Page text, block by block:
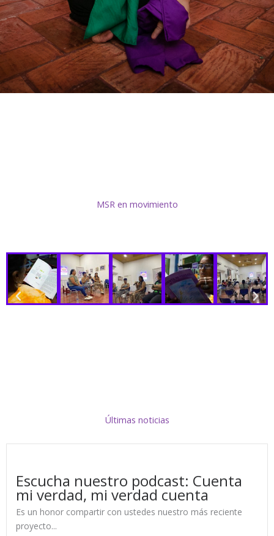
MSR en movimiento
Últimas noticias
Escucha nuestro podcast: Cuenta
mi verdad, mi verdad cuenta
Es un honor compartir con ustedes nuestro más reciente
proyecto...